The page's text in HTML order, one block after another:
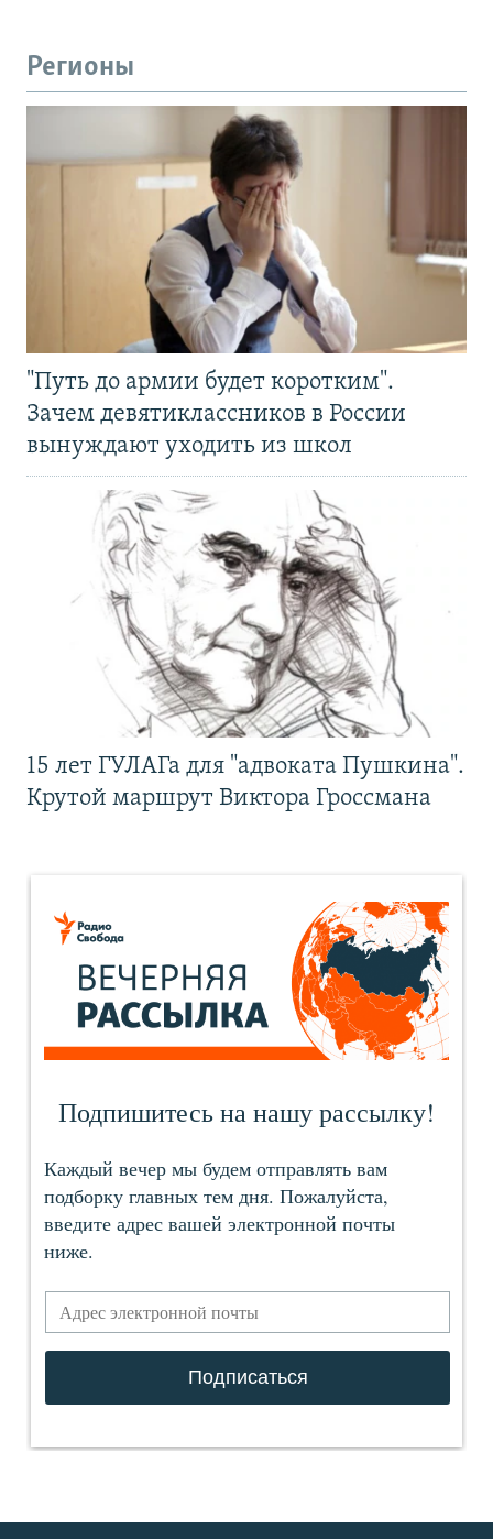
Регионы
"Путь до армии будет коротким".
Зачем девятиклассников в России
вынуждают уходить из школ
15 лет ГУЛАГа для "адвоката Пушкина".
Крутой маршрут Виктора Гроссмана